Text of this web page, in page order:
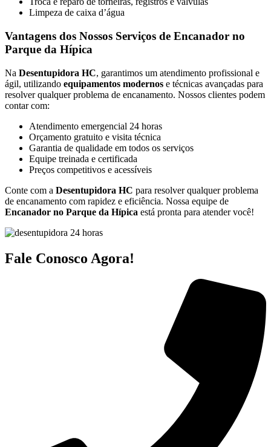
Limpeza de caixa d’água
Vantagens dos Nossos Serviços de Encanador no
Parque da Hípica
Na Desentupidora HC, garantimos um atendimento profissional e
ágil, utilizando equipamentos modernos e técnicas avançadas para
resolver qualquer problema de encanamento. Nossos clientes podem
contar com:
Atendimento emergencial 24 horas
Orçamento gratuito e visita técnica
Garantia de qualidade em todos os serviços
Equipe treinada e certificada
Preços competitivos e acessíveis
Conte com a Desentupidora HC para resolver qualquer problema
de encanamento com rapidez e eficiência. Nossa equipe de
Encanador no Parque da Hípica está pronta para atender você!
Fale Conosco Agora!